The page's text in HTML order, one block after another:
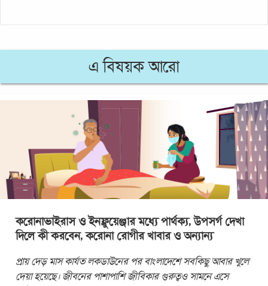
এ বিষয়ক আরো
করোনাভাইরাস ও ইনফ্লুয়েঞ্জার মধ্যে পার্থক্য, উপসর্গ দেখা
দিলে কী করবেন, করোনা রোগীর খাবার ও অন্যান্য
প্রায় দেড় মাস কার্যত লকডাউনের পর বাংলাদেশে সবকিছু আবার খুলে
দেয়া হয়েছে। জীবনের পাশাপাশি জীবিকার গুরুত্বও সামনে এসে